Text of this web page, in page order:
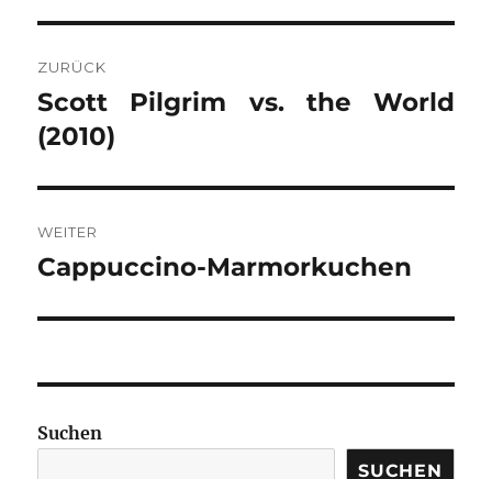
ZURÜCK
Vorheriger
Beitrag:
Scott Pilgrim vs. the World
(2010)
WEITER
Nächster
Cappuccino-Marmorkuchen
Suchen
SUCHEN